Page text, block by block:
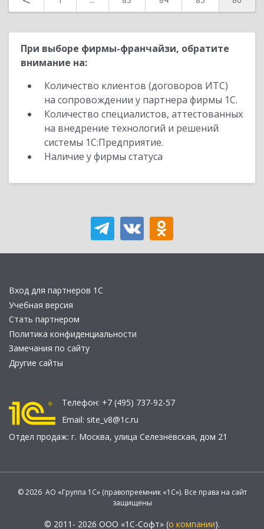
При выборе фирмы-франчайзи, обратите
внимание на:
Количество клиентов (договоров ИТС)
на сопровождении у партнера фирмы 1С.
Количество специалистов, аттестованных
на внедрение технологий и решений
системы 1С:Предприятие.
Наличие у фирмы статуса
Вход для партнеров 1С
Учебная версия
Стать партнером
Политика конфиденциальности
Замечания по сайту
Другие сайты
Телефон: +7 (495) 737-92-57
Email: site_v8@1c.ru
Отдел продаж: г. Москва, улица Селезнёвская, дом 21
© 2026 АО «Группа 1С» (правопреемник «1С»). Все права на сайт
защищены
© 2011- 2026 ООО «1С-Софт» (о компании).